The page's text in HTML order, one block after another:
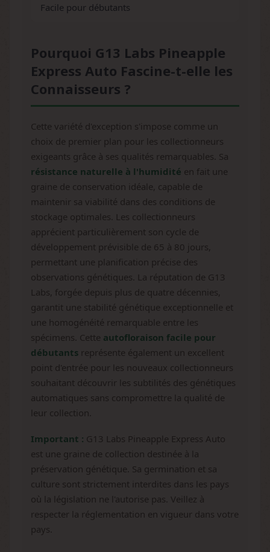
Facile pour débutants
Pourquoi G13 Labs Pineapple
Express Auto Fascine-t-elle les
Connaisseurs ?
Cette variété d'exception s'impose comme un
choix de premier plan pour les collectionneurs
exigeants grâce à ses qualités remarquables. Sa
résistance naturelle à l'humidité en fait une
graine de conservation idéale, capable de
maintenir sa viabilité dans des conditions de
stockage optimales. Les collectionneurs
apprécient particulièrement son cycle de
développement prévisible de 65 à 80 jours,
permettant une planification précise des
observations génétiques. La réputation de G13
Labs, forgée depuis plus de quatre décennies,
garantit une stabilité génétique exceptionnelle et
une homogénéité remarquable entre les
spécimens. Cette autofloraison facile pour
débutants représente également un excellent
point d'entrée pour les nouveaux collectionneurs
souhaitant découvrir les subtilités des génétiques
automatiques sans compromettre la qualité de
leur collection.
Important : G13 Labs Pineapple Express Auto
est une graine de collection destinée à la
préservation génétique. Sa germination et sa
culture sont strictement interdites dans les pays
où la législation ne l'autorise pas. Veillez à
respecter la réglementation en vigueur dans votre
pays.